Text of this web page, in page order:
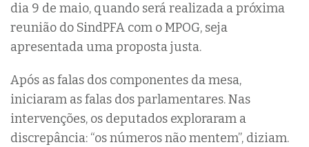
dia 9 de maio, quando será realizada a próxima
reunião do SindPFA com o MPOG, seja
apresentada uma proposta justa.
Após as falas dos componentes da mesa,
iniciaram as falas dos parlamentares. Nas
intervenções, os deputados exploraram a
discrepância: “os números não mentem”, diziam.